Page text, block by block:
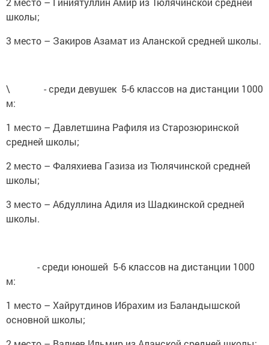
школы;
3 место – Закиров Азамат из Аланской средней школы.
\ - среди девушек 5-6 классов на дистанции 1000
м:
1 место – Давлетшина Рафиля из Старозюринской
средней школы;
2 место – Фаляхиева Газиза из Тюлячинской средней
школы;
3 место – Абдуллина Адиля из Шадкинской средней
школы.
- среди юношей 5-6 классов на дистанции 1000
м:
1 место – Хайрутдинов Ибрахим из Баландышской
основной школы;